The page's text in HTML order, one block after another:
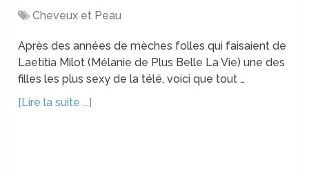
Cheveux et Peau
Après des années de mèches folles qui faisaient de
Laetitia Milot (Mélanie de Plus Belle La Vie) une des
filles les plus sexy de la télé, voici que tout …
[Lire la suite ...]